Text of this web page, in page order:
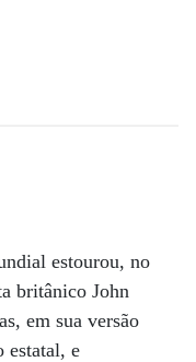
estourou, no
britânico John
em sua versão
estatal, e